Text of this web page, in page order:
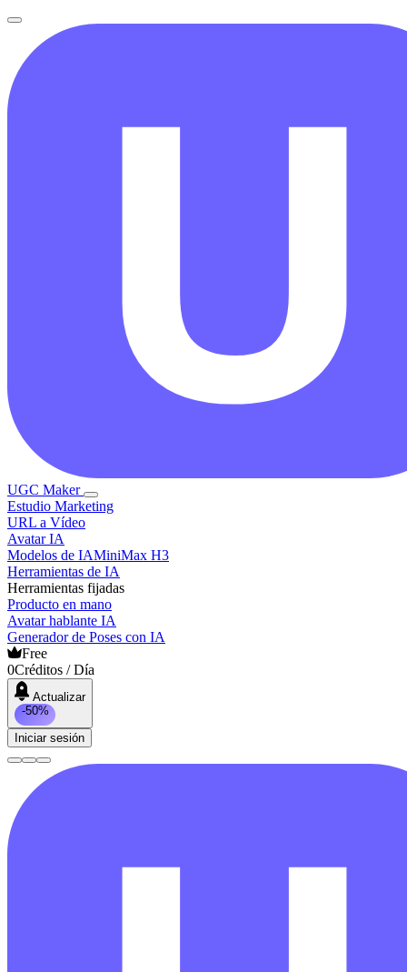
UGC Maker
Estudio Marketing
URL a Vídeo
Avatar IA
Modelos de IAMiniMax H3
Herramientas de IA
Herramientas fijadas
Producto en mano
Avatar hablante IA
Generador de Poses con IA
Free
0Créditos / Día
Actualizar
-50%
Iniciar sesión